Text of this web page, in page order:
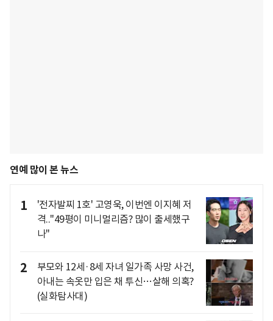
연예 많이 본 뉴스
1
'전자발찌 1호' 고영욱, 이번엔 이지혜 저
격.."49평이 미니멀리즘? 많이 출세했구
나"
2
부모와 12세·8세 자녀 일가족 사망 사건,
아내는 속옷만 입은 채 투신…살해 의혹?
(실화탐사대)